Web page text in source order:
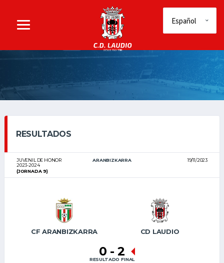
RESULTADOS
JUVENIL DE HONOR
2023-2024
ARANBIZKARRA
19/11/2023
(JORNADA 9)
CF ARANBIZKARRA CD LAUDIO
0 - 2
RESULTADO FINAL